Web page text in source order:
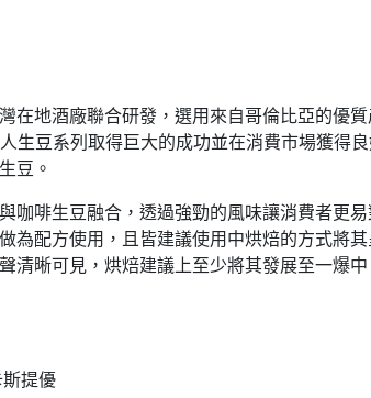
在地酒廠聯合研發，選用來自哥倫比亞的優質
生豆系列取得巨大的成功並在消費市場獲得
豆。
咖啡生豆融合，透過強勁的風味讓消費者更易
為配方使用，且皆建議使用中烘焙的方式將其
清晰可見，烘焙建議上至少將其發展至一爆中
提優